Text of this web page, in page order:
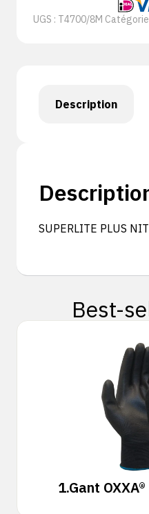
UGS : T4700/8M
Description
SUPERLITE PLUS
Best-
1.Gant